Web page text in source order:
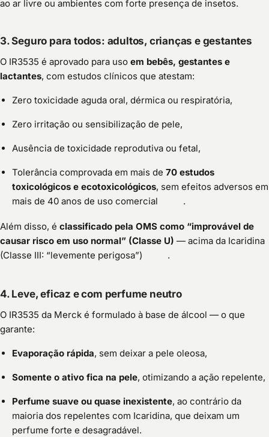
ao ar livre ou ambientes com forte presença de insetos.
3. Seguro para todos: adultos, crianças e gestantes
O IR3535 é aprovado para uso em bebês, gestantes e
lactantes, com estudos clínicos que atestam:
Zero toxicidade aguda oral, dérmica ou respiratória,
Zero irritação ou sensibilização de pele,
Ausência de toxicidade reprodutiva ou fetal,
Tolerância comprovada em mais de 70 estudos
toxicológicos e ecotoxicológicos, sem efeitos adversos em
mais de 40 anos de uso comercial
.
Além disso, é classificado pela OMS como “improvável de
causar risco em uso normal” (Classe U) — acima da Icaridina
(Classe III: “levemente perigosa”)
.
4. Leve, eficaz e com perfume neutro
O IR3535 da Merck é formulado à base de álcool — o que
garante:
Evaporação rápida, sem deixar a pele oleosa,
Somente o ativo fica na pele, otimizando a ação repelente,
Perfume suave ou quase inexistente, ao contrário da
maioria dos repelentes com Icaridina, que deixam um
perfume forte e desagradável.